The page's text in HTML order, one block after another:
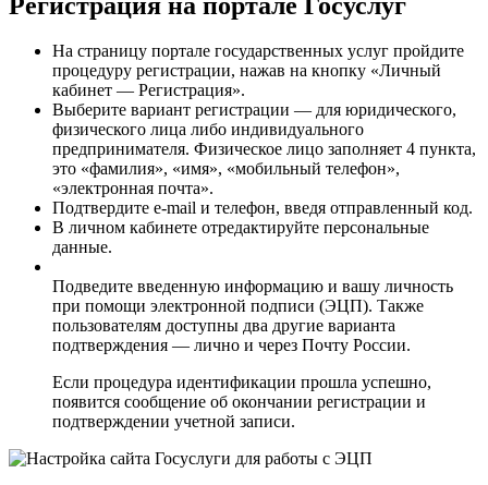
На страницу портале государственных услуг пройдите
процедуру регистрации, нажав на кнопку «Личный
кабинет — Регистрация».
Выберите вариант регистрации — для юридического,
физического лица либо индивидуального
предпринимателя. Физическое лицо заполняет 4 пункта,
это «фамилия», «имя», «мобильный телефон»,
«электронная почта».
Подтвердите e-mail и телефон, введя отправленный код.
В личном кабинете отредактируйте персональные
данные.
Подведите введенную информацию и вашу личность
при помощи электронной подписи (ЭЦП). Также
пользователям доступны два другие варианта
подтверждения — лично и через Почту России.
Если процедура идентификации прошла успешно,
появится сообщение об окончании регистрации и
подтверждении учетной записи.